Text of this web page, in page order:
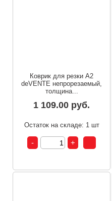
Коврик для резки А2
deVENTE непрорезаемый,
толщина...
1 109.00 руб.
Остаток на складе: 1 шт